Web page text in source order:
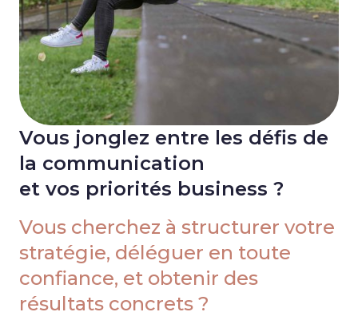
Vous jonglez entre les défis de
la communication
et vos priorités business ?
Vous cherchez à structurer votre
stratégie, déléguer en toute
confiance, et obtenir des
résultats concrets ?